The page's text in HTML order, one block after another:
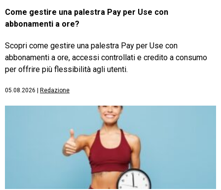
Come gestire una palestra Pay per Use con
abbonamenti a ore?
Scopri come gestire una palestra Pay per Use con
abbonamenti a ore, accessi controllati e credito a consumo
per offrire più flessibilità agli utenti.
05.08.2026 Redazione